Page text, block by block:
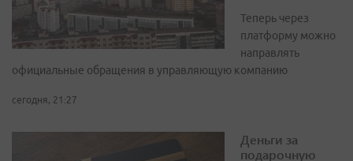
Теперь через
платформу можно
направлять
официальные обращения в управляющую компанию
сегодня, 21:27
Деньги за
подарочную